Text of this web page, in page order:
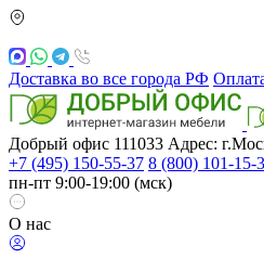
Доставка во все города РФ
Добрый офис 111033 Адрес:
+7 (495) 150-55-37 8 (800) 101-15-
пн-пт 9:00-19:00 (мск)
О нас